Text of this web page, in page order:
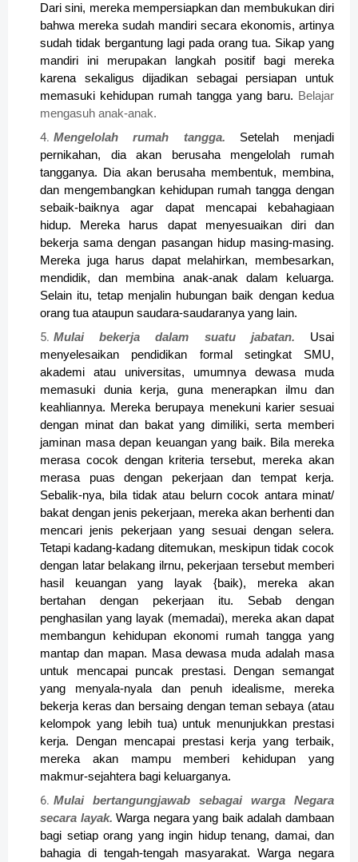
Dari sini, mereka mempersiapkan dan membukukan diri
bahwa mereka sudah mandiri secara ekonomis, artinya
sudah tidak bergantung lagi pada orang tua. Sikap yang
mandiri ini merupakan langkah positif bagi mereka
karena sekaligus dijadikan sebagai persiapan untuk
memasuki kehidupan rumah tangga yang baru. Belajar
mengasuh anak-anak.
Mengelolah rumah tangga. Setelah menjadi
pernikahan, dia akan berusaha mengelolah rumah
tangganya. Dia akan berusaha membentuk, membina,
dan mengembangkan kehidupan rumah tangga dengan
sebaik-baiknya agar dapat mencapai kebahagiaan
hidup. Mereka harus dapat menyesuaikan diri dan
bekerja sama dengan pasangan hidup masing-masing.
Mereka juga harus dapat melahirkan, membesarkan,
mendidik, dan membina anak-anak dalam keluarga.
Selain itu, tetap menjalin hubungan baik dengan kedua
orang tua ataupun saudara-saudaranya yang lain.
Mulai bekerja dalam suatu jabatan. Usai
menyelesaikan pendidikan formal setingkat SMU,
akademi atau universitas, umumnya dewasa muda
memasuki dunia kerja, guna menerapkan ilmu dan
keahliannya. Mereka ber­upaya menekuni karier sesuai
dengan minat dan bakat yang dimiliki, serta memberi
jaminan masa depan keuangan yang baik. Bila mereka
merasa cocok dengan kriteria tersebut, mereka akan
merasa puas dengan pekerjaan dan tempat kerja.
Sebalik-nya, bila tidak atau belurn cocok antara minat/
bakat dengan jenis pekerjaan, mereka akan berhenti dan
mencari jenis pekerjaan yang sesuai dengan selera.
Tetapi kadang-kadang ditemukan, meskipun tidak cocok
dengan latar belakang ilrnu, pekerjaan tersebut memberi
hasil keuangan yang layak {baik), mereka akan
bertahan dengan pekerjaan itu. Sebab dengan
penghasilan yang layak (memadai), mereka akan dapat
membangun kehidupan ekonomi rumah tangga yang
mantap dan mapan. Masa dewasa muda adalah masa
untuk mencapai puncak prestasi. Dengan semangat
yang menyala-nyala dan penuh idealisme, mereka
bekerja keras dan bersaing dengan teman sebaya (atau
kelompok yang lebih tua) untuk menunjukkan prestasi
kerja. Dengan mencapai prestasi kerja yang terbaik,
mereka akan mampu memberi kehidupan yang
makmur-sejahtera bagi keluarganya.
Mulai bertangungjawab sebagai warga Negara
secara layak.Warga negara yang baik adalah dambaan
bagi setiap orang yang ingin hidup tenang, damai, dan
bahagia di tengah-tengah masyarakat. Warga negara